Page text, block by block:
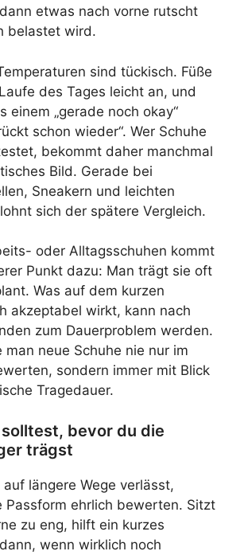
etwas nach vorne rutscht
belastet wird.
sind tückisch. Füße
des Tages leicht an, und
einem „gerade noch okay“
schon wieder“. Wer Schuhe
bekommt daher manchmal
Bild. Gerade bei
Sneakern und leichten
sich der spätere Vergleich.
oder Alltagsschuhen kommt
Punkt dazu: Man trägt sie oft
Was auf dem kurzen
akzeptabel wirkt, kann nach
zum Dauerproblem werden.
man neue Schuhe nie nur im
sondern immer mit Blick
Tragedauer.
bevor du die
trägst
längere Wege verlässt,
Passform ehrlich bewerten. Sitzt
zu eng, hilft ein kurzes
wenn wirklich noch